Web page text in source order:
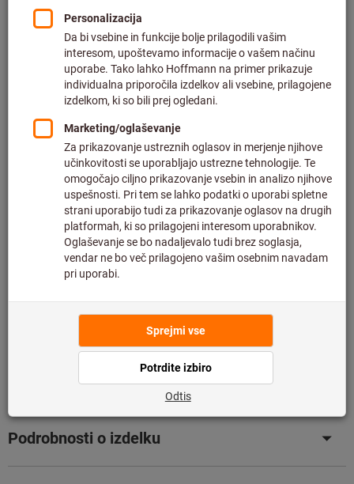
Cena na 1 kos
plus DDV po trenutni stopnjiin strošek dostave
Individualne cene za poslovne stranke poprijavi.
V košarico
Predviden čas dostave: 6-8 tedna
Upoštevajte daljši čas dostave in omejeno število
saj ni del naše glavne ponudbe in ga zato nimamo na
Dodaj na seznam želja Deli izdelek
Podrobnosti o izdelku